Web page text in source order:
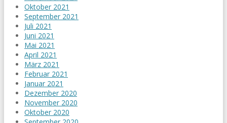
Oktober 2021
September 2021
Juli 2021
Juni 2021
Mai 2021
April 2021
März 2021
Februar 2021
Januar 2021
Dezember 2020
November 2020
Oktober 2020